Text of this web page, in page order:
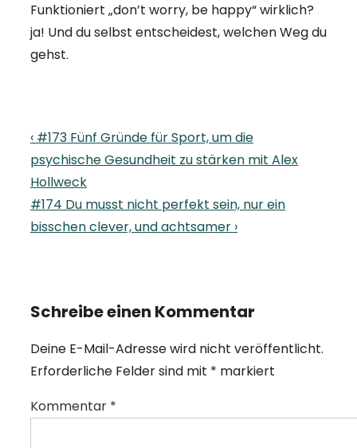
Funktioniert „don’t worry, be happy“ wirklich?
ja! Und du selbst entscheidest, welchen Weg du
gehst.
Beitragsnavigation
Previous
Post
is
‹ #173 Fünf Gründe für Sport, um die
psychische Gesundheit zu stärken mit Alex
Hollweck
Next
Post
#174 Du musst nicht perfekt sein, nur ein
bisschen clever, und achtsamer ›
Schreibe einen Kommentar
Deine E-Mail-Adresse wird nicht veröffentlicht.
Erforderliche Felder sind mit * markiert
Kommentar *